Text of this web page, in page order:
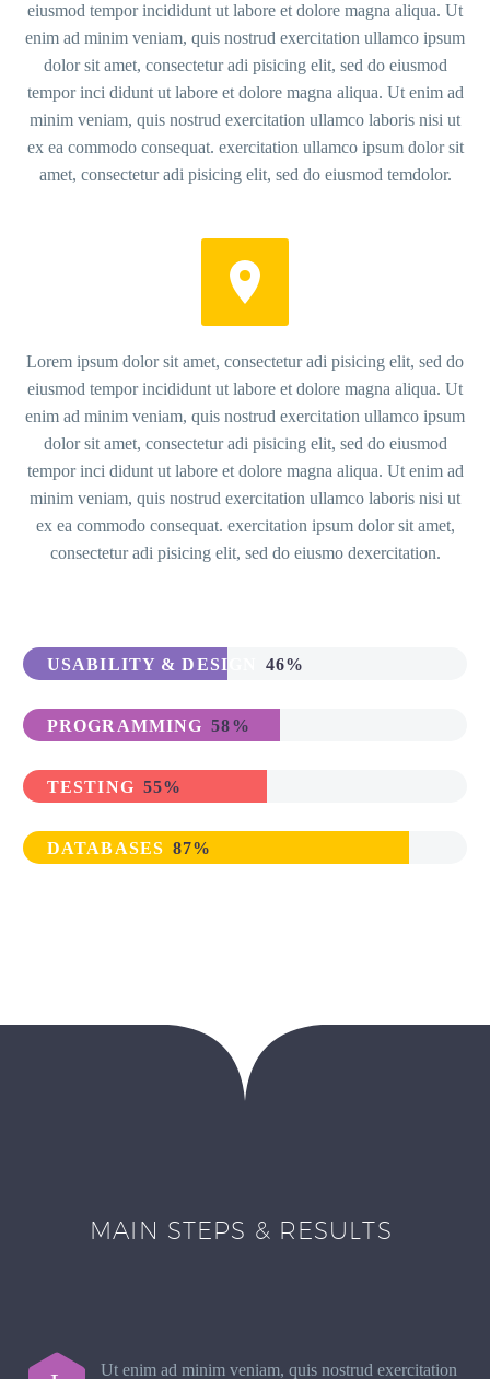
eiusmod tempor incididunt ut labore et dolore magna aliqua. Ut
enim ad minim veniam, quis nostrud exercitation ullamco ipsum
dolor sit amet, consectetur adi pisicing elit, sed do eiusmod
tempor inci didunt ut labore et dolore magna aliqua. Ut enim ad
minim veniam, quis nostrud exercitation ullamco laboris nisi ut
ex ea commodo consequat. exercitation ullamco ipsum dolor sit
amet, consectetur adi pisicing elit, sed do eiusmod temdolor.


Lorem ipsum dolor sit amet, consectetur adi pisicing elit, sed do
eiusmod tempor incididunt ut labore et dolore magna aliqua. Ut
enim ad minim veniam, quis nostrud exercitation ullamco ipsum
dolor sit amet, consectetur adi pisicing elit, sed do eiusmod
tempor inci didunt ut labore et dolore magna aliqua. Ut enim ad
minim veniam, quis nostrud exercitation ullamco laboris nisi ut
ex ea commodo consequat. exercitation ipsum dolor sit amet,
consectetur adi pisicing elit, sed do eiusmo dexercitation.
USABILITY & DESIGN 46%
PROGRAMMING 58%
TESTING 55%
DATABASES 87%
MAIN STEPS & RESULTS
Ut enim ad minim veniam, quis nostrud exercitation